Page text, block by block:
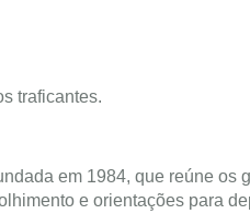
traficantes.
em 1984, que reúne os
e orientações para